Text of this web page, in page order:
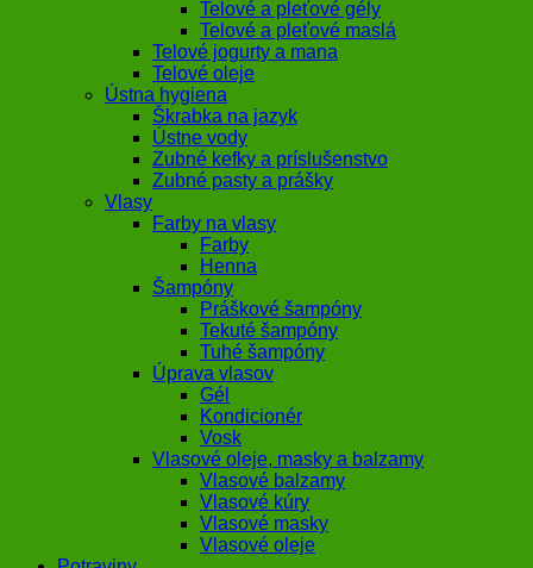
Telové a pleťové gély
Telové a pleťové maslá
Telové jogurty a mana
Telové oleje
Ústna hygiena
Škrabka na jazyk
Ústne vody
Zubné kefky a príslušenstvo
Zubné pasty a prášky
Vlasy
Farby na vlasy
Farby
Henna
Šampóny
Práškové šampóny
Tekuté šampóny
Tuhé šampóny
Úprava vlasov
Gél
Kondicionér
Vosk
Vlasové oleje, masky a balzamy
Vlasové balzamy
Vlasové kúry
Vlasové masky
Vlasové oleje